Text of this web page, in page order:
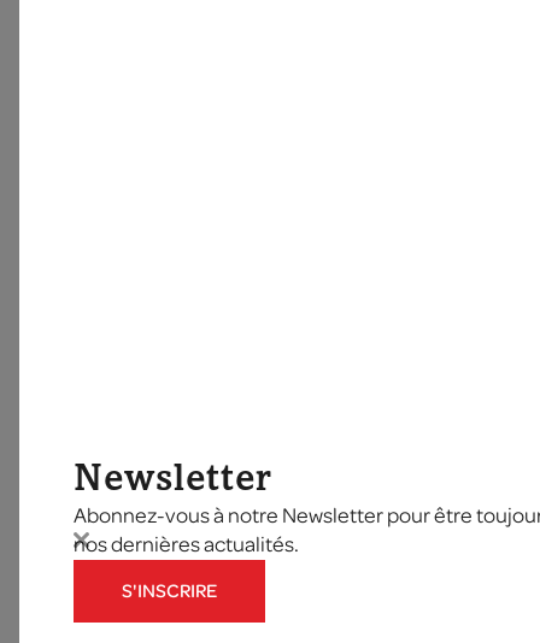
Newsletter
Abonnez-vous à notre Newsletter pour être
nos dernières actualités.
S'INSCRIRE